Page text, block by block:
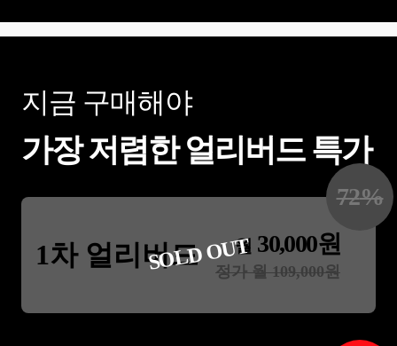
지금 구매해야
가장 저렴한 얼리버드 특가
1차 얼리버드 월 30,000원
정가 월109,000원
72%
SOLD OUT